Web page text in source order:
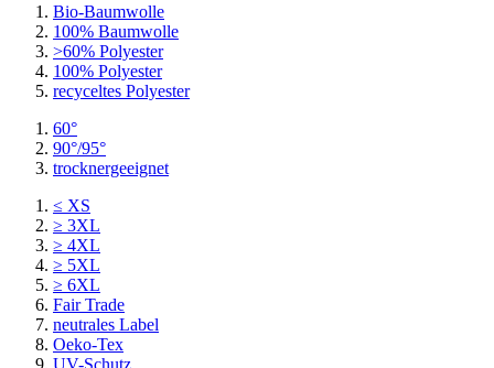
Bio-Baumwolle
100% Baumwolle
>60% Polyester
100% Polyester
recyceltes Polyester
60°
90°/95°
trocknergeeignet
≤ XS
≥ 3XL
≥ 4XL
≥ 5XL
≥ 6XL
Fair Trade
neutrales Label
Oeko-Tex
UV-Schutz